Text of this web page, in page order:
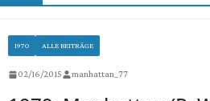
1970 ALLE BEITRÄGE
02/16/2015 manhattan_77